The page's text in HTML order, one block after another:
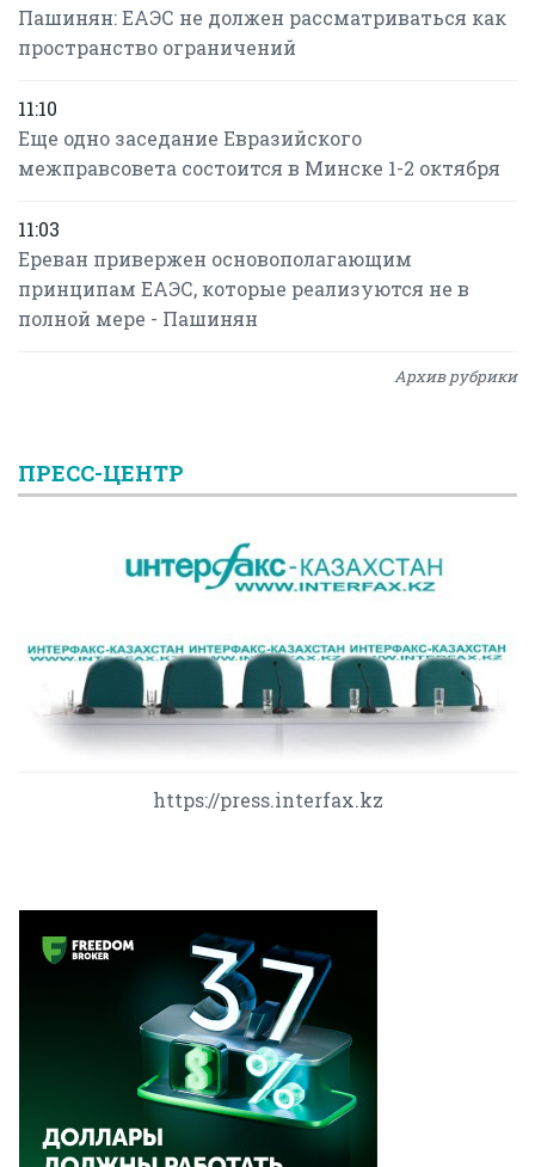
Пашинян: ЕАЭС не должен рассматриваться как
пространство ограничений
11:10
Еще одно заседание Евразийского
межправсовета состоится в Минске 1-2 октября
11:03
Ереван привержен основополагающим
принципам ЕАЭС, которые реализуются не в
полной мере - Пашинян
Архив рубрики
ПРЕСС-ЦЕНТР
https://press.interfax.kz